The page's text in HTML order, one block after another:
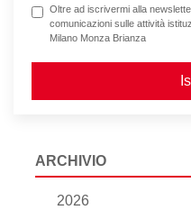
Oltre ad iscrivermi alla
comunicazioni sulle attività
Milano Monza Brianza
ARCHIVIO
2026